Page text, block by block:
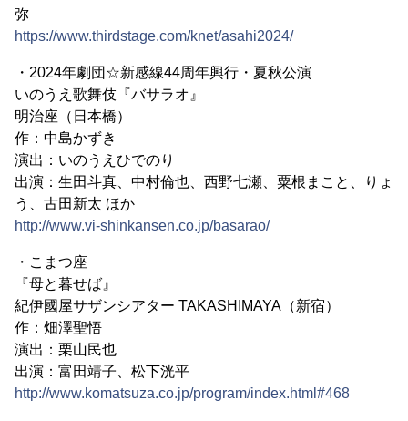
弥
https://www.thirdstage.com/knet/asahi2024/
・2024年劇団☆新感線44周年興行・夏秋公演
いのうえ歌舞伎『バサラオ』
明治座（日本橋）
作：中島かずき
演出：いのうえひでのり
出演：生田斗真、中村倫也、西野七瀬、粟根まこと、りょ
う、古田新太 ほか
http://www.vi-shinkansen.co.jp/basarao/
・こまつ座
『母と暮せば』
紀伊國屋サザンシアター TAKASHIMAYA（新宿）
作：畑澤聖悟
演出：栗山民也
出演：富田靖子、松下洸平
http://www.komatsuza.co.jp/program/index.html#468